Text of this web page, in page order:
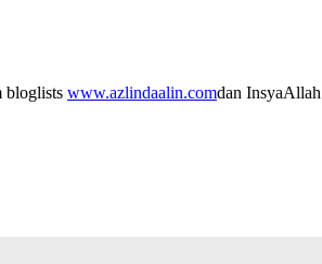
bloglists www.azlindaalin.comdan InsyaAllah